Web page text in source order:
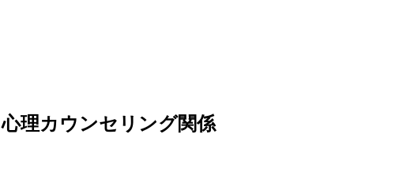
心理カウンセリング関係